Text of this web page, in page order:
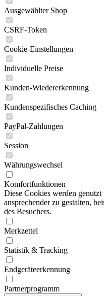
Ausgewählter Shop
CSRF-Token
Cookie-Einstellungen
Individuelle Preise
Kunden-Wiedererkennung
Kundenspezifisches Caching
PayPal-Zahlungen
Session
Währungswechsel
Komfortfunktionen
Diese Cookies werden
ansprechender zu gestalten,
des Besuchers.
Merkzettel
Statistik & Tracking
Endgeräteerkennung
Partnerprogramm